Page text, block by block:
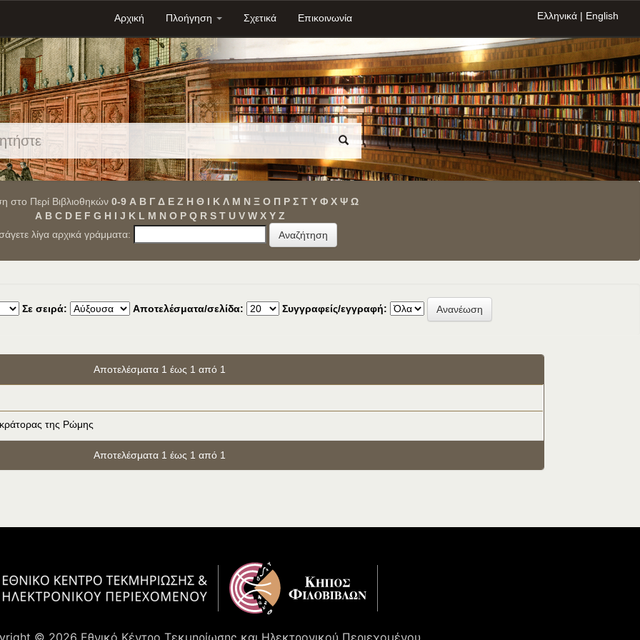
Αρχική Πλοήγηση Σχετικά Επικοινωνία Ελληνικά | English
στο Περί Βιβλιοθηκών 0-9 Α Β Γ Δ Ε Ζ Η Θ Ι Κ Λ Μ Ν Ξ Ο Π Ρ Σ Τ Υ Φ Χ Ψ Ω
A B C D E F G H I J K L M N O P Q R S T U V W X Y Z
λίγα αρχικά γράμματα:
Σε σειρά: Αποτελέσματα/σελίδα: Συγγραφείς/εγγραφή:
Αποτελέσματα 1 έως 1 από 1
της Ρώμης
Αποτελέσματα 1 έως 1 από 1